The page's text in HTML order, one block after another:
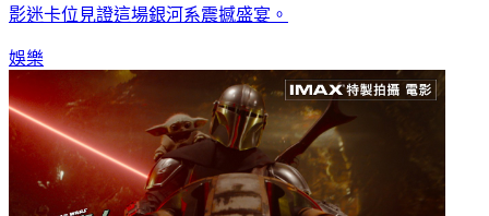
影迷卡位見證這場銀河系震撼盛宴。
娛樂